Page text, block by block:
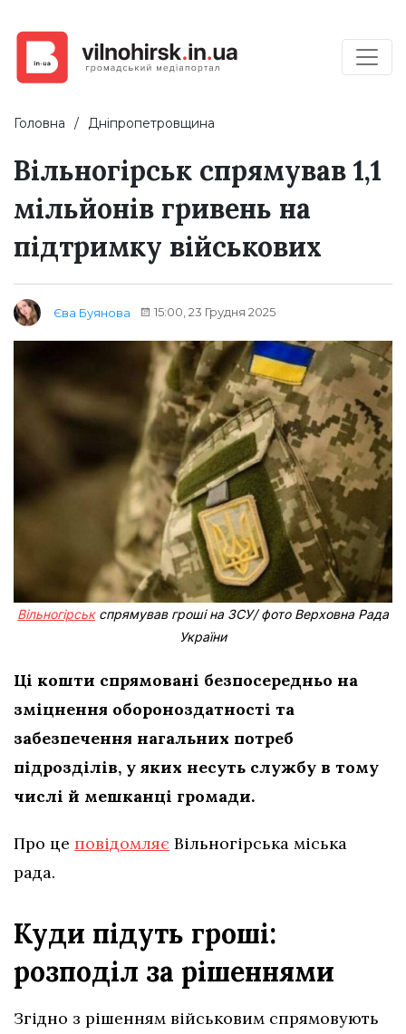
Головна Дніпропетровщина
Вільногірськ спрямував 1,1
мільйонів гривень на
підтримку військових
Єва Буянова 15:00, 23 Грудня 2025
Вільногірськспрямував гроші на ЗСУ/ фото Верховна Рада
України
Ці кошти спрямовані безпосередньо на
зміцнення обороноздатності та
забезпечення нагальних потреб
підрозділів, у яких несуть службу в тому
числі й мешканці громади.
Про це повідомляє Вільногірська міська
рада.
Куди підуть гроші:
розподіл за рішеннями
Згідно з рішенням військовим спрямовують